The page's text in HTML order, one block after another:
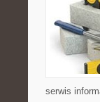
serwis